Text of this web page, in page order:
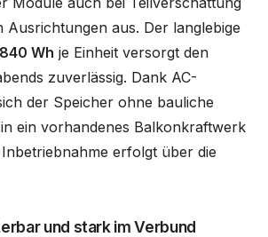
Ausrichtungen aus. Der langlebige
Wh je Einheit versorgt den
zuverlässig. Dank AC-
der Speicher ohne bauliche
ein vorhandenes Balkonkraftwerk
erfolgt über die
und stark im Verbund